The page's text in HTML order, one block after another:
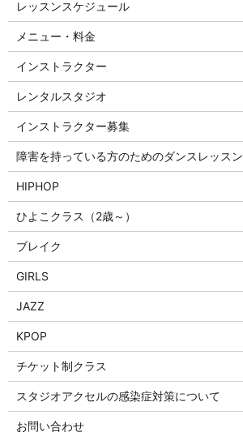
レッスンスケジュール
メニュー・料金
インストラクター
レンタルスタジオ
インストラクター募集
障害を持っている方のためのダンスレッスン
HIPHOP
ひよこクラス（2歳～）
ブレイク
GIRLS
JAZZ
KPOP
チケット制クラス
スタジオアクセルの感染症対策について
お問い合わせ